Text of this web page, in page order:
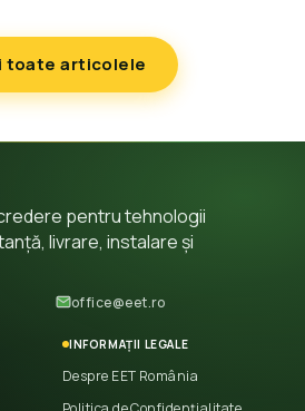
toate articolele
pentru tehnologii
livrare, instalare și
office@eet.ro
INFORMAȚII LEGALE
Despre EET România